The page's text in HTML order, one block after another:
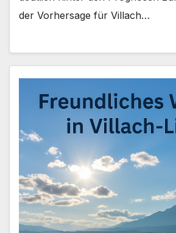
der Vorhersage für Villach…